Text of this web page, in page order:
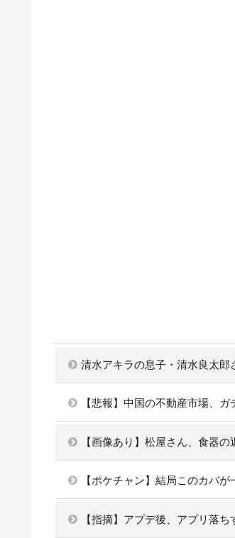
清水アキラの息子・清水良太
【悲報】中国の不動産市場、ガ
【画像あり】松屋さん、食器
【ポケチャン】結局このカバ
【指摘】アプデ後、アプリ落